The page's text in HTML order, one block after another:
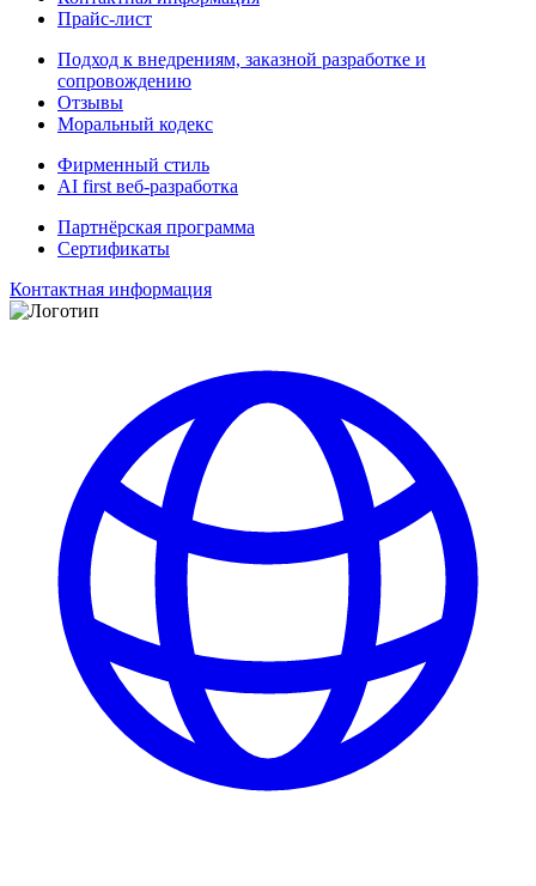
Прайс-лист
Подход к внедрениям, заказной разработке и
сопровождению
Отзывы
Моральный кодекс
Фирменный стиль
AI first веб-разработка
Партнёрская программа
Сертификаты
Контактная информация